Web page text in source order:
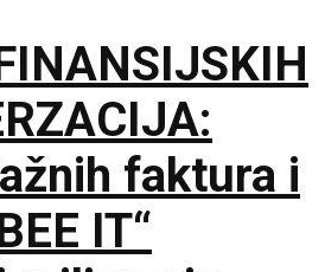
faktura i
IT“